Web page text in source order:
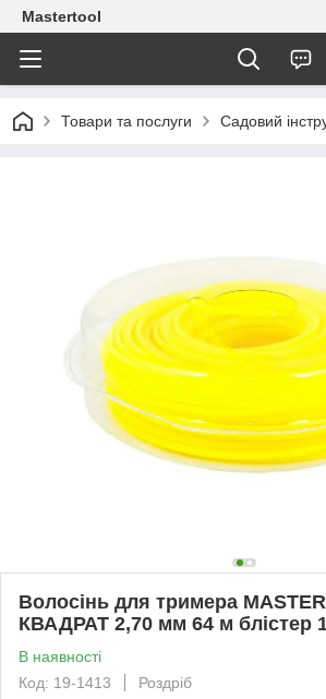
Mastertool
Товари та послуги Садовий
Волосінь для тримера
КВАДРАТ 2,70 мм 64 м блістер
В наявності
Код: 19-1413
Роздріб